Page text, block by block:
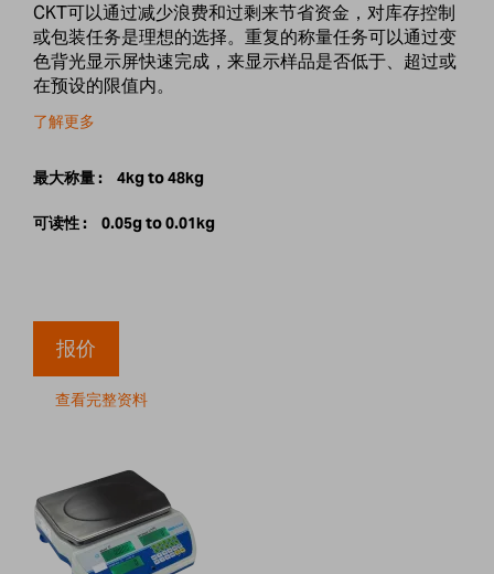
CKT可以通过减少浪费和过剩来节省资金，对库存控制
或包装任务是理想的选择。重复的称量任务可以通过变
色背光显示屏快速完成，来显示样品是否低于、超过或
在预设的限值内。
了解更多
最大称量 : 4kg to 48kg
可读性 : 0.05g to 0.01kg
报价
查看完整资料